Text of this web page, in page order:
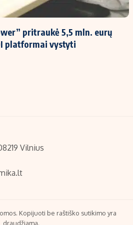
Titulinis
Nedarbo išmokos skaičiuoklė
pritraukė 5,5 mln. eurų
platformai vystyti
Vilnius
Kopijuoti be raštiško sutikimo yra
draudžiama.